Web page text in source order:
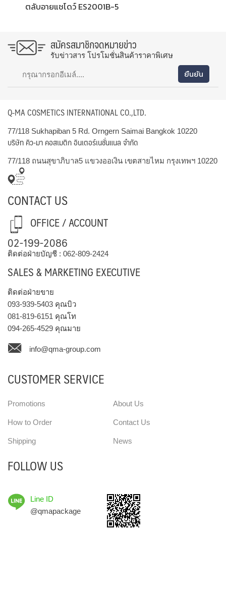
ตลับอายแชโดว์ ES2001B-5
สมัครสมาชิกจดหมายข่าว
รับข่าวสาร โปรโมชั่นสินค้าราคาพิเศษ
Q-MA COSMETICS INTERNATIONAL CO.,LTD.
77/118 Sukhapiban 5 Rd. Orngern Saimai Bangkok 10220
บริษัท คิว-มา คอสเมติก อินเตอร์เนชั่นแนล จำกัด
77/118 ถนนสุขาภิบาล5 แขวงออเงิน เขตสายไหม กรุงเทพฯ 10220
CONTACT US
OFFICE / ACCOUNT
02-199-2086
ติดต่อฝ่ายบัญชี : 062-809-2424
SALES & MARKETING EXECUTIVE
ติดต่อฝ่ายขาย
093-939-5403 คุณบิว
081-819-6151 คุณโท
094-265-4529 คุณมาย
info@qma-group.com
CUSTOMER SERVICE
Promotions
How to Order
Shipping
About Us
Contact Us
News
FOLLOW US
Line ID
@qmapackage